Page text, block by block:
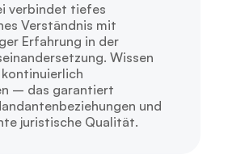
verbindet tiefes
Verständnis mit
Erfahrung in der
Wissen
– das garantiert
und
juristische Qualität.